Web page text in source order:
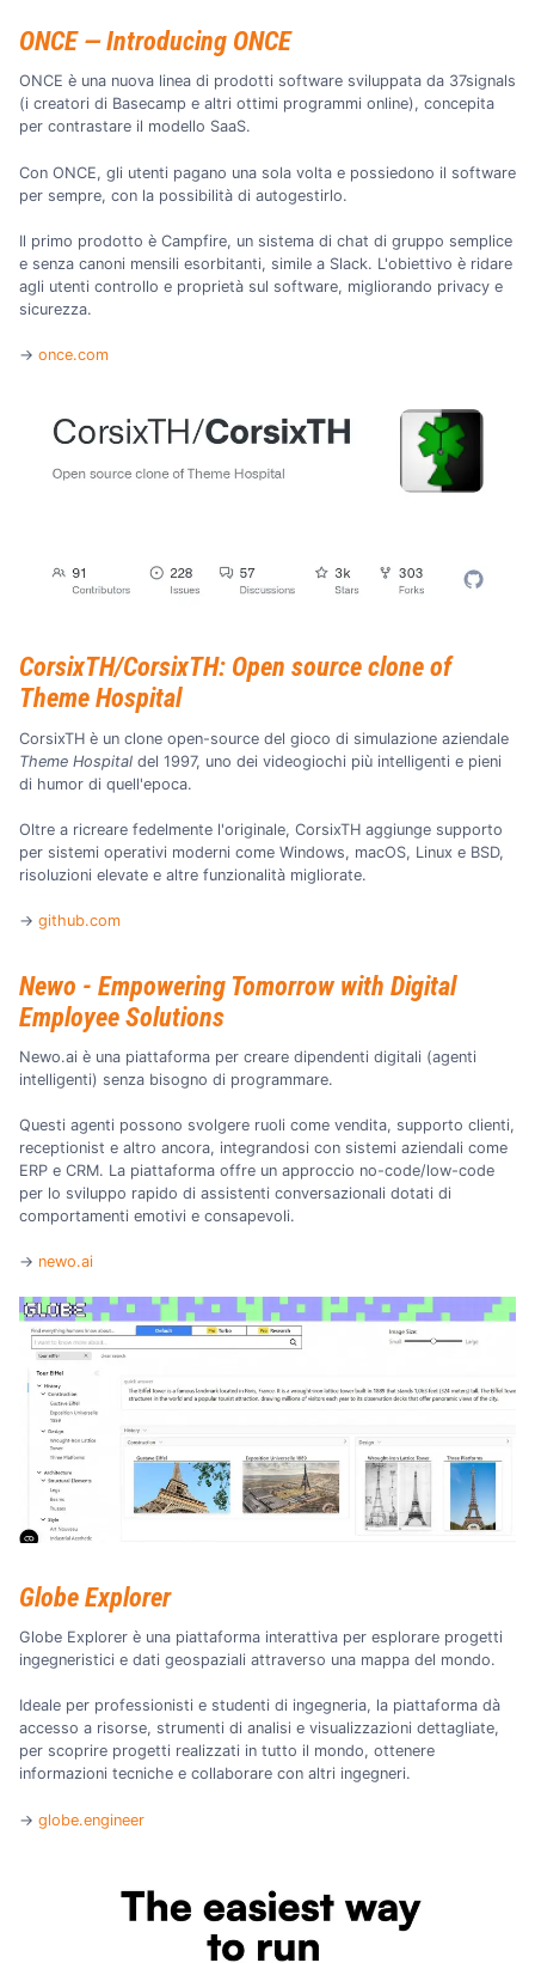
ONCE — Introducing ONCE
ONCE è una nuova linea di prodotti software sviluppata da 37signals
(i creatori di Basecamp e altri ottimi programmi online), concepita
per contrastare il modello SaaS.
Con ONCE, gli utenti pagano una sola volta e possiedono il software
per sempre, con la possibilità di autogestirlo.
Il primo prodotto è Campfire, un sistema di chat di gruppo semplice
e senza canoni mensili esorbitanti, simile a Slack. L'obiettivo è ridare
agli utenti controllo e proprietà sul software, migliorando privacy e
sicurezza.
→ once.com
CorsixTH/CorsixTH: Open source clone of
Theme Hospital
CorsixTH è un clone open-source del gioco di simulazione aziendale
Theme Hospital del 1997, uno dei videogiochi più intelligenti e pieni
di humor di quell'epoca.
Oltre a ricreare fedelmente l'originale, CorsixTH aggiunge supporto
per sistemi operativi moderni come Windows, macOS, Linux e BSD,
risoluzioni elevate e altre funzionalità migliorate.
→ github.com
Newo - Empowering Tomorrow with Digital
Employee Solutions
Newo.ai è una piattaforma per creare dipendenti digitali (agenti
intelligenti) senza bisogno di programmare.
Questi agenti possono svolgere ruoli come vendita, supporto clienti,
receptionist e altro ancora, integrandosi con sistemi aziendali come
ERP e CRM. La piattaforma offre un approccio no-code/low-code
per lo sviluppo rapido di assistenti conversazionali dotati di
comportamenti emotivi e consapevoli.
→ newo.ai
Globe Explorer
Globe Explorer è una piattaforma interattiva per esplorare progetti
ingegneristici e dati geospaziali attraverso una mappa del mondo.
Ideale per professionisti e studenti di ingegneria, la piattaforma dà
accesso a risorse, strumenti di analisi e visualizzazioni dettagliate,
per scoprire progetti realizzati in tutto il mondo, ottenere
informazioni tecniche e collaborare con altri ingegneri.
→ globe.engineer